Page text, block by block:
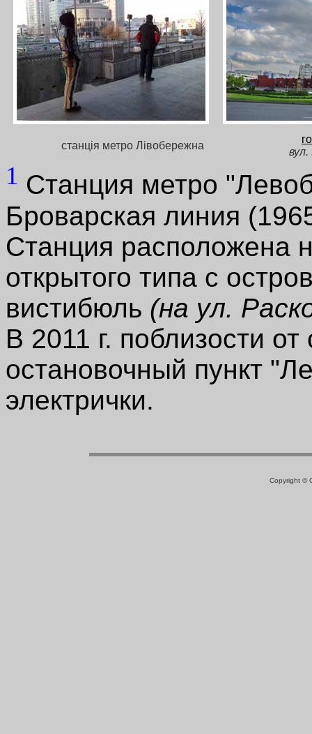
станція метро Лівобережна
вул.
1 Станция метро
Броварская линия
Станция расположена
открытого типа с
вистибюль (на ул.
В 2011 г. поблизости
остановочный пункт
электрички.
Copyright ©